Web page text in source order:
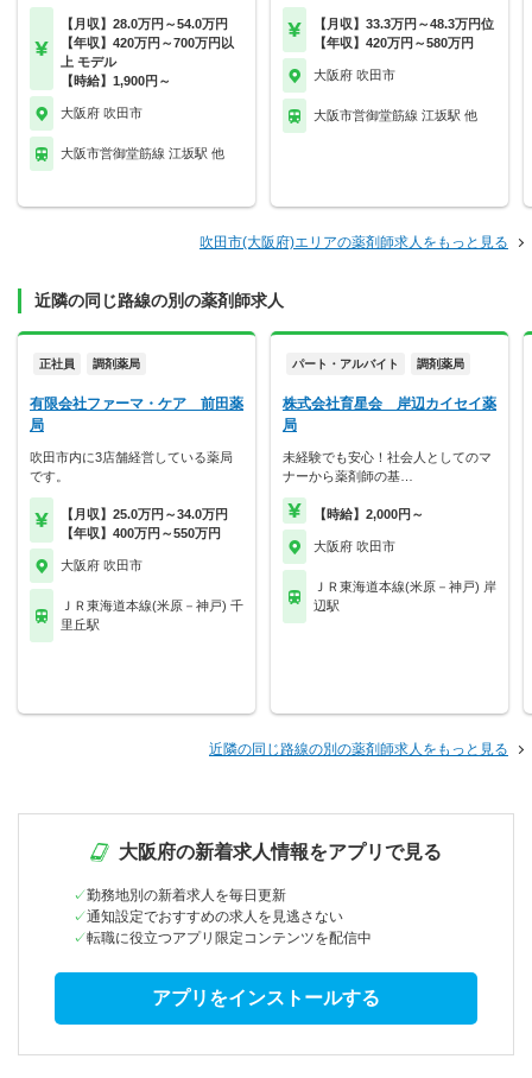
【月収】28.0万円～54.0万円
【年収】420万円～700万円以
上 モデル
【時給】1,900円～
大阪府 吹田市
大阪市営御堂筋線 江坂駅 他
【月収】33.3万円～48.3万円位
【年収】420万円～580万円
大阪府 吹田市
大阪市営御堂筋線 江坂駅 他
吹田市(大阪府)エリアの薬剤師求人をもっと見る
近隣の同じ路線の別の薬剤師求人
正社員 調剤薬局
有限会社ファーマ・ケア 前田薬
局
吹田市内に3店舗経営している薬局
です。
【月収】25.0万円～34.0万円
【年収】400万円～550万円
大阪府 吹田市
ＪＲ東海道本線(米原－神戸) 千
里丘駅
パート・アルバイト 調剤薬局
株式会社育星会 岸辺カイセイ薬
局
未経験でも安心！社会人としてのマ
ナーから薬剤師の基…
【時給】2,000円～
大阪府 吹田市
ＪＲ東海道本線(米原－神戸) 岸
辺駅
近隣の同じ路線の別の薬剤師求人をもっと見る
大阪府の新着求人情報をアプリで見る
勤務地別の新着求人を毎日更新
通知設定でおすすめの求人を見逃さない
転職に役立つアプリ限定コンテンツを配信中
アプリをインストールする